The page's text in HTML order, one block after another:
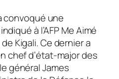
convoqué une
à l’AFP Me Aimé
Kigali. Ce dernier a
chef d’état-major des
général James